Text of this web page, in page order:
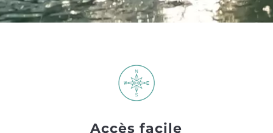
Accès facile